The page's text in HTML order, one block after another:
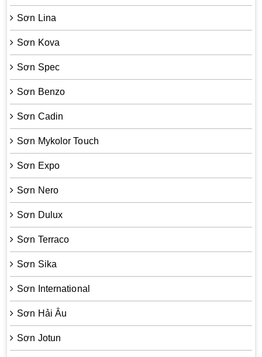
Sơn Lina
Sơn Kova
Sơn Spec
Sơn Benzo
Sơn Cadin
Sơn Mykolor Touch
Sơn Expo
Sơn Nero
Sơn Dulux
Sơn Terraco
Sơn Sika
Sơn International
Sơn Hải Âu
Sơn Jotun